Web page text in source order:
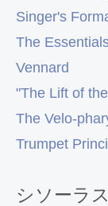
Singer's
The
Vennard
"The Lift of
The Velo-
Trumpet
シソーラス